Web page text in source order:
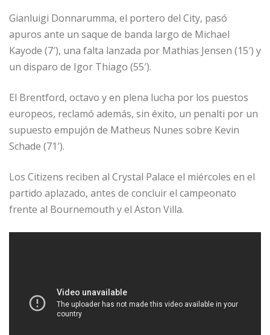
Gianluigi Donnarumma, el portero del City, pasó
apuros ante un saque de banda largo de Michael
Kayode (7′), una falta lanzada por Mathias Jensen (15′) y
un disparo de Igor Thiago (55′).
El Brentford, octavo y en plena lucha por los puestos
europeos, reclamó además, sin éxito, un penalti por un
supuesto empujón de Matheus Nunes sobre Kevin
Schade (71′).
Los Citizens reciben al Crystal Palace el miércoles en el
partido aplazado, antes de concluir el campeonato
frente al Bournemouth y el Aston Villa.